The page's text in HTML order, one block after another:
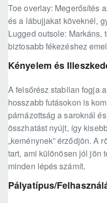
Toe overlay: Megerősítés
és a lábujjakat köveknél,
Lugged outsole: Markáns,
biztosabb fékezéshez
Kényelem és
A felsőrész stabilan fogja
hosszabb futásokon is
párnázottság a saroknál
összhatást nyújt, így
„keménynek” érződjön. A
tart, ami különösen jól jön
minden lépés számít.
Pályatípus/